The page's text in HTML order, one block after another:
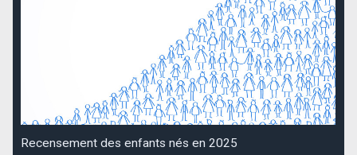
Recensement des enfants nés en 2025